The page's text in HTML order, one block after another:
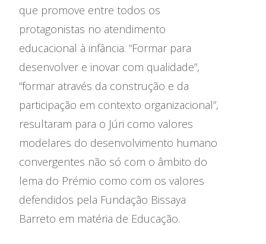
que promove entre todos os
protagonistas no atendimento
educacional à infância. “Formar para
desenvolver e inovar com qualidade”,
“formar através da construção e da
participação em contexto organizacional”,
resultaram para o Júri como valores
modelares do desenvolvimento humano
convergentes não só com o âmbito do
lema do Prémio como com os valores
defendidos pela Fundação Bissaya
Barreto em matéria de Educação.